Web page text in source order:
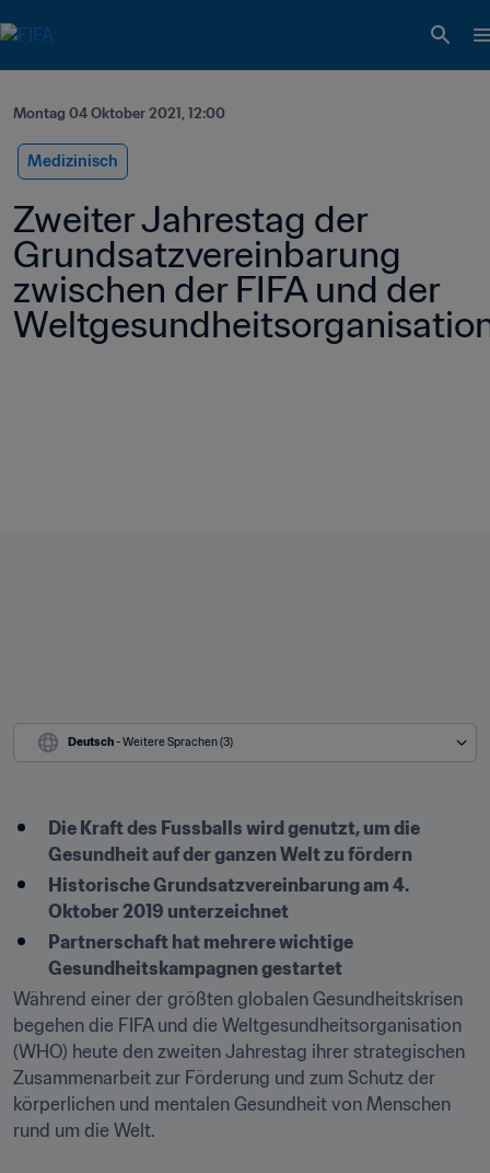
Montag 04 Oktober 2021, 12:00
Medizinisch
Zweiter Jahrestag der
Grundsatzvereinbarung
zwischen der FIFA und der
Deutsch - Weitere Sprachen (3)
Die Kraft des Fussballs wird genutzt, um die
Gesundheit auf der ganzen Welt zu fördern
Historische Grundsatzvereinbarung am 4.
Oktober 2019 unterzeichnet
Partnerschaft hat mehrere wichtige
Gesundheitskampagnen gestartet
Während einer der größten globalen Gesundheitskrisen
begehen die FIFA und die Weltgesundheitsorganisation
(WHO) heute den zweiten Jahrestag ihrer strategischen
Zusammenarbeit zur Förderung und zum Schutz der
körperlichen und mentalen Gesundheit von Menschen
rund um die Welt.